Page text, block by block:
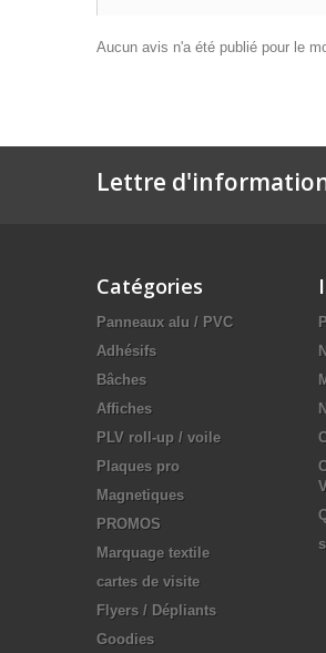
Aucun avis n'a été publié pour le
Lettre
Catégories
Panneaux alu / PVC
Adhésifs
Bâches
Affiches
PLV roll-up / voile
Plaques pro
Magnetiques
PROMOS
Marquage textile
cartes de visite
Flyers / Dépliants
Goodies